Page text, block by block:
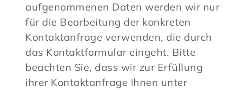
aufgenommenen Daten werden wir nur
für die Bearbeitung der konkreten
Kontaktanfrage verwenden, die durch
das Kontaktformular eingeht. Bitte
beachten Sie, dass wir zur Erfüllung
ihrer Kontaktanfrage Ihnen unter